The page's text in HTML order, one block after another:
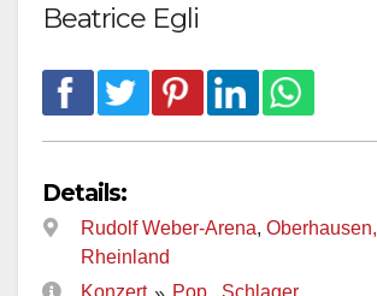
Beatrice Egli
Details:
Rudolf Weber-Arena, Oberhausen,
Rheinland
Konzert
Pop Schlager